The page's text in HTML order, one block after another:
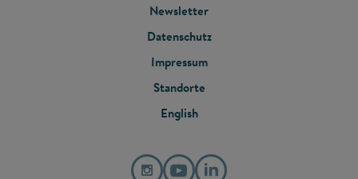
FOOTER
MENU
Newsletter
Datenschutz
Impressum
Standorte
English